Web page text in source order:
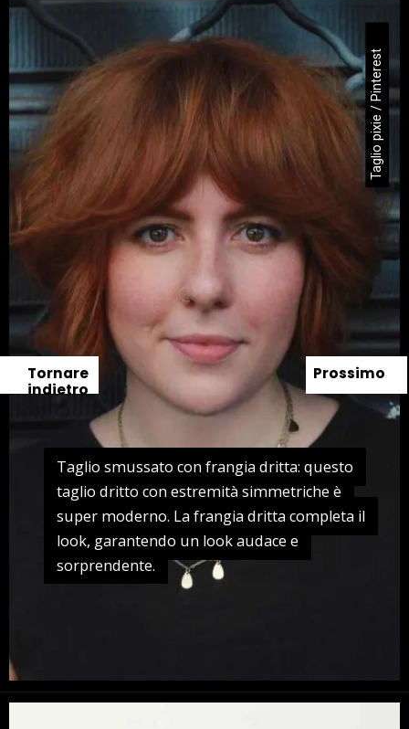
Taglio smussato con frangia dritta: questo
taglio dritto con estremità simmetriche è
super moderno. La frangia dritta completa il
look, garantendo un look audace e
sorprendente.
Taglio smussato con frangia dritta: questo
taglio dritto con estremità simmetriche è
super moderno. La frangia dritta completa il
look, garantendo un look audace e
sorprendente.
Prossimo
Tornare
indietro
Taglio pixie / Pinterest